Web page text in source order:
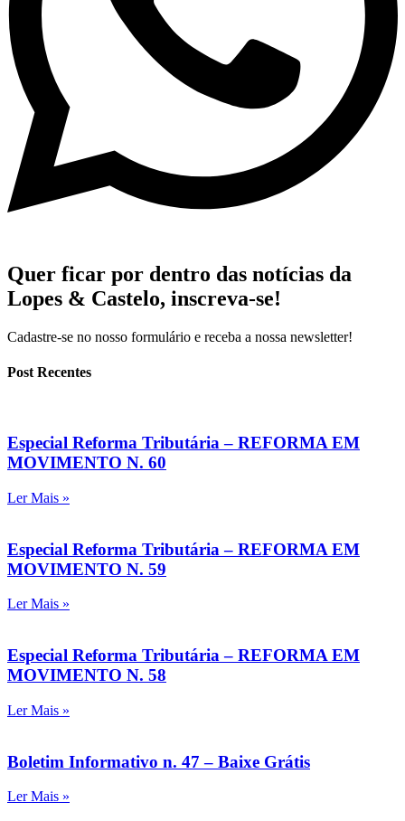
Quer ficar por dentro das notícias da
Lopes & Castelo, inscreva-se!
Cadastre-se no nosso formulário e receba a nossa newsletter!
Post Recentes
Especial Reforma Tributária – REFORMA EM
MOVIMENTO N. 60
Ler Mais »
Especial Reforma Tributária – REFORMA EM
MOVIMENTO N. 59
Ler Mais »
Especial Reforma Tributária – REFORMA EM
MOVIMENTO N. 58
Ler Mais »
Boletim Informativo n. 47 – Baixe Grátis
Ler Mais »